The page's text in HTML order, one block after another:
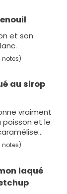
et son
notes)
au sirop
vraiment
poisson et le
notes)
laqué